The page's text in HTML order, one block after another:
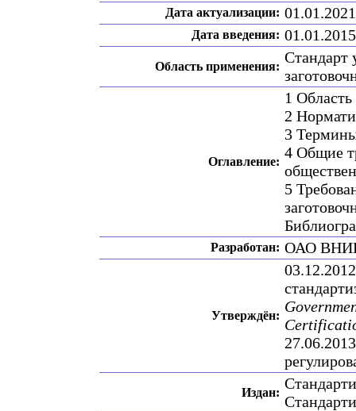
Дата актуализации: 01.01.2021
Дата введения: 01.01.2015
Область применения:
Стандарт
Оглавление:
1
2
3
4 Общие
5
Разработан: ОАО
Утверждён:
Издан: